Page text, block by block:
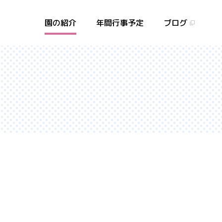
園の紹介 年間行事予定 ブログ